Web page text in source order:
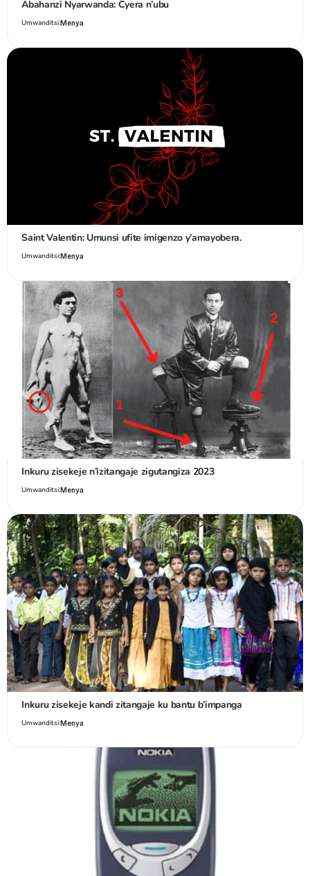
Abahanzi Nyarwanda: Cyera n’ubu
Umwanditsi:Menya
Saint Valentin: Umunsi ufite imigenzo y’amayobera.
Umwanditsi:Menya
Inkuru zisekeje n’izitangaje zigutangiza 2023
Umwanditsi:Menya
Inkuru zisekeje kandi zitangaje ku bantu b’impanga
Umwanditsi:Menya